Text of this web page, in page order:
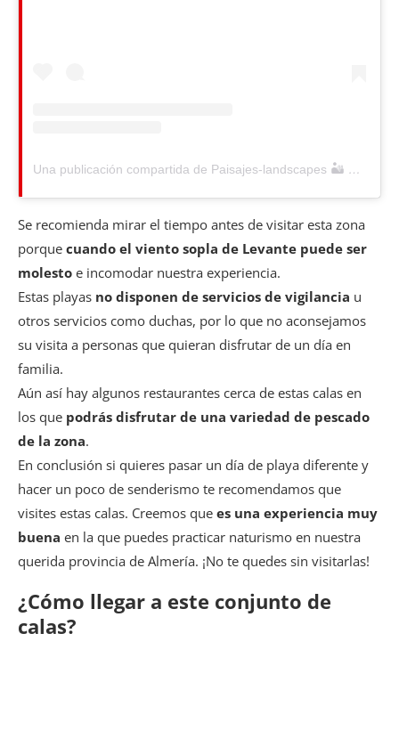
Una publicación compartida de Paisajes-landscapes 🏜
Se recomienda mirar el tiempo antes de visitar esta zona
porque cuando el viento sopla de Levante puede ser
molesto e incomodar nuestra experiencia.
Estas playas no disponen de servicios de vigilancia u
otros servicios como duchas, por lo que no aconsejamos
su visita a personas que quieran disfrutar de un día en
familia.
Aún así hay algunos restaurantes cerca de estas calas en
los que podrás disfrutar de una variedad de pescado
de la zona.
En conclusión si quieres pasar un día de playa diferente y
hacer un poco de senderismo te recomendamos que
visites estas calas. Creemos que es una experiencia muy
buena en la que puedes practicar naturismo en nuestra
querida provincia de Almería. ¡No te quedes sin visitarlas!
¿Cómo llegar a este conjunto de
calas?